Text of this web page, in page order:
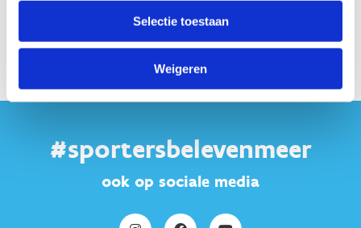
Selectie toestaan
Weigeren
#sportersbelevenmeer
ook op sociale media